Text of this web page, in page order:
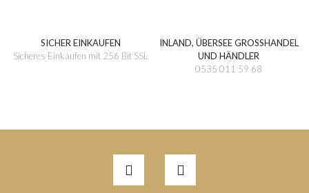
SICHER EINKAUFEN
Sicheres Einkaufen mit 256 Bit SSL
INLAND, ÜBERSEE GROSSHANDEL
UND HÄNDLER
0535 011 59 68